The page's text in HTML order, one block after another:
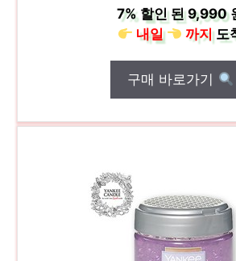
7%할인 된9,990
내일
까지도
구매 바로가기